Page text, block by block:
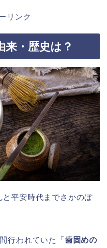
リンク
来・歴史は？
平安時代までさかのぼ
行われていた「 歯固めの